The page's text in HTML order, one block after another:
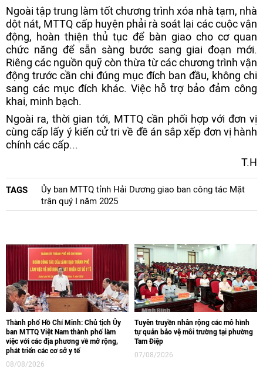
Ngoài tập trung làm tốt chương trình xóa nhà tạm, nhà
dột nát, MTTQ cấp huyện phải rà soát lại các cuộc vận
động, hoàn thiện thủ tục để bàn giao cho cơ quan
chức năng để sẵn sàng bước sang giai đoạn mới.
Riêng các nguồn quỹ còn thừa từ các chương trình vận
động trước cần chi đúng mục đích ban đầu, không chi
sang các mục đích khác. Việc hỗ trợ bảo đảm công
khai, minh bạch.
Ngoài ra, thời gian tới, MTTQ cần phối hợp với đơn vị
cùng cấp lấy ý kiến cử tri về đề án sắp xếp đơn vị hành
chính các cấp...
T.H
TAGS
Ủy ban MTTQ tỉnh Hải Dương giao ban công tác Mặt
trận quý I năm 2025
Thành phố Hồ Chí Minh: Chủ tịch Ủy
ban MTTQ Việt Nam thành phố làm
việc với các địa phương về mở rộng,
phát triển các cơ sở y tế
08/08/2026
Tuyên truyền nhân rộng các mô hình
tự quản bảo vệ môi trường tại phường
Tam Điệp
07/08/2026